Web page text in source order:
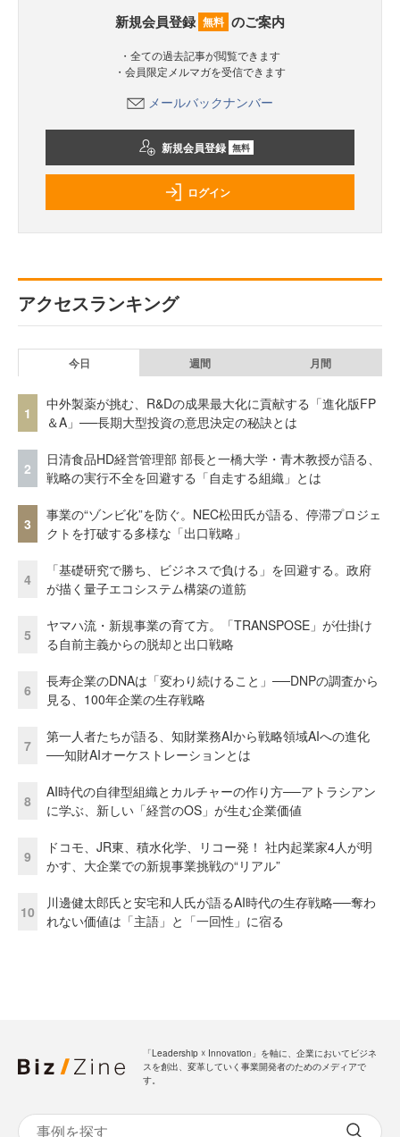
新規会員登録 無料 のご案内
・全ての過去記事が閲覧できます
・会員限定メルマガを受信できます
メールバックナンバー
新規会員登録 無料
ログイン
アクセスランキング
今日 週間 月間
1
中外製薬が挑む、R&Dの成果最大化に貢献する「進化版FP
＆A」──長期大型投資の意思決定の秘訣とは
2
日清食品HD経営管理部 部長と一橋大学・青木教授が語る、
戦略の実行不全を回避する「自走する組織」とは
3
事業の“ゾンビ化”を防ぐ。NEC松田氏が語る、停滞プロジェ
クトを打破する多様な「出口戦略」
4
「基礎研究で勝ち、ビジネスで負ける」を回避する。政府
が描く量子エコシステム構築の道筋
5
ヤマハ流・新規事業の育て方。「TRANSPOSE」が仕掛け
る自前主義からの脱却と出口戦略
6
長寿企業のDNAは「変わり続けること」──DNPの調査から
見る、100年企業の生存戦略
7
第一人者たちが語る、知財業務AIから戦略領域AIへの進化
──知財AIオーケストレーションとは
8
AI時代の自律型組織とカルチャーの作り方──アトラシアン
に学ぶ、新しい「経営のOS」が生む企業価値
9
ドコモ、JR東、積水化学、リコー発！ 社内起業家4人が明
かす、大企業での新規事業挑戦の“リアル”
10
川邊健太郎氏と安宅和人氏が語るAI時代の生存戦略──奪わ
れない価値は「主語」と「一回性」に宿る
「Leadership ☓ Innovation」を軸に、企業においてビジネ
スを創出、変革していく事業開発者のためのメディアで
す。